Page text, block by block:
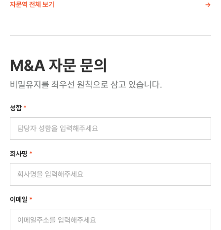
자문역 전체 보기 ->
M&A 자문 문의
비밀유지를 최우선 원칙으로 삼고 있습니다.
성함 *
회사명 *
이메일 *